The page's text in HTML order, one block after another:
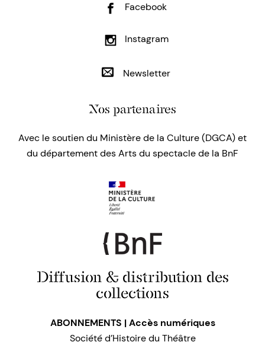
Facebook
Instagram
Newsletter
Nos partenaires
Avec le soutien du Ministère de la Culture (DGCA) et
du département des Arts du spectacle de la BnF
Diffusion & distribution des
collections
ABONNEMENTS | Accès numériques
Société d’Histoire du Théâtre